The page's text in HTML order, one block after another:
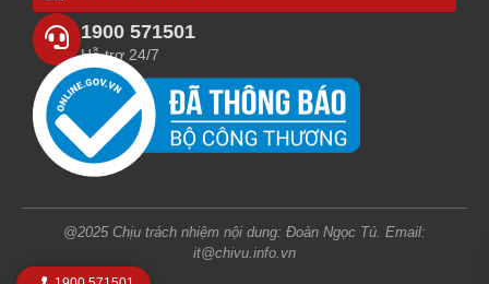
1900 571501
Hỗ trợ 24/7
@2025 Chịu trách nhiệm nội dung: Đoàn Ngọc Tú. Email:
it@chivu.info.vn